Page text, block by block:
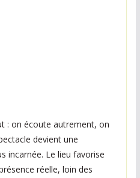
: on écoute autrement, on
devient une
incarnée. Le lieu favorise
réelle, loin des